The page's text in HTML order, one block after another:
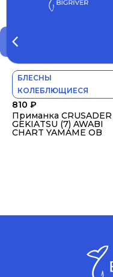
БЛЕСНЫ
КОЛЕБЛЮЩИЕСЯ
810 ₽
Приманка CRUSADER
GEKIATSU (7) AWABI
CHART YAMAME OB